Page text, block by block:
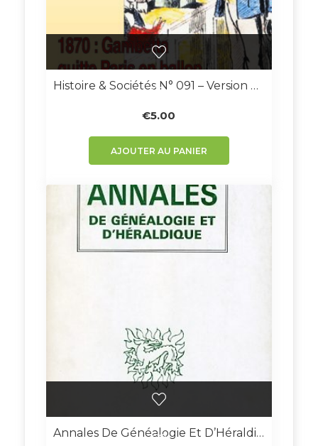
Histoire & Sociétés N° 091 – Version Numérique
€5.00
AJOUTER AU PANIER
Annales De Généalogie Et D’Héraldique N° 8 – Version Numérique